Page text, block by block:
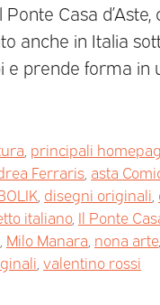
Casa
anche in Italia
e prende forma in
principali
Ferraris asta
disegni originali
italiano, Il Ponte
Milo Manara nona arte,
valentino rossi